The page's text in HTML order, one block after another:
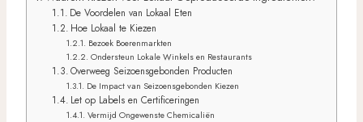
De Voordelen van Lokaal Eten
Hoe Lokaal te Kiezen
Bezoek Boerenmarkten
Ondersteun Lokale Winkels en Restaurants
Overweeg Seizoensgebonden Producten
De Impact van Seizoensgebonden Kiezen
Let op Labels en Certificeringen
Vermijd Ongewenste Chemicaliën